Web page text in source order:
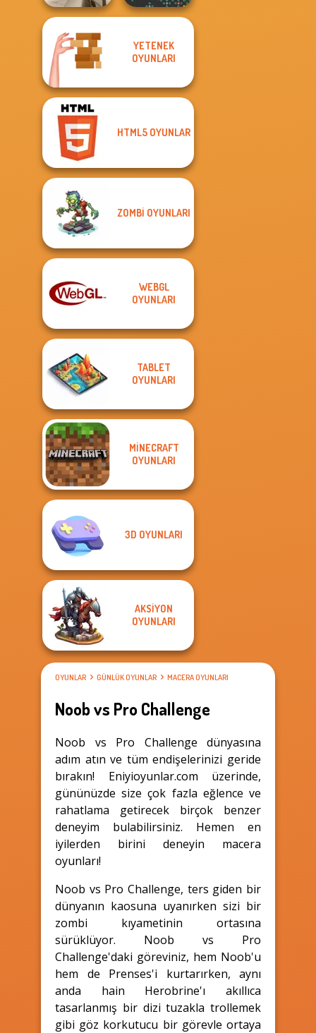
Veck.io
YETENEK
OYUNLARI
HTML5 OYUNLAR
ZOMBI OYUNLARI
WEBGL
OYUNLARI
TABLET
OYUNLARI
MINECRAFT
OYUNLARI
3D OYUNLARI
AKSIYON
OYUNLARI
OYUNLAR GÜNLÜK OYUNLAR MACERA OYUNLARI
Noob vs Pro Challenge
Noob vs Pro Challenge dünyasına
adım atın ve tüm endişelerinizi geride
bırakın! Eniyioyunlar.com üzerinde,
gününüzde size çok fazla eğlence ve
rahatlama getirecek birçok benzer
deneyim bulabilirsiniz. Hemen en
iyilerden birini deneyin macera
oyunları!
Noob vs Pro Challenge, ters giden bir
dünyanın kaosuna uyanırken sizi bir
zombi kıyametinin ortasına
sürüklüyor. Noob vs Pro
Challenge'daki göreviniz, hem Noob'u
hem de Prenses'i kurtarırken, aynı
anda hain Herobrine'ı akıllıca
tasarlanmış bir dizi tuzakla trollemek
gibi göz korkutucu bir görevle ortaya